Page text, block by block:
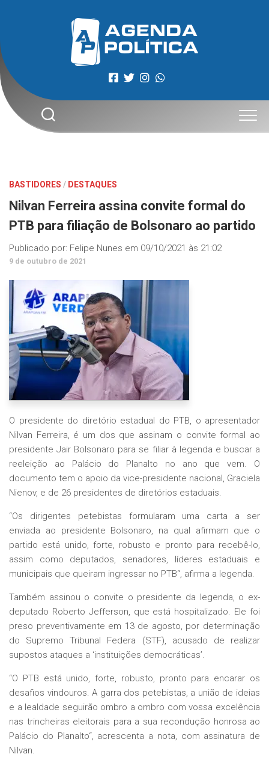
BASTIDORES / DESTAQUES
Nilvan Ferreira assina convite formal do
PTB para filiação de Bolsonaro ao partido
Publicado por: Felipe Nunes em 09/10/2021 às 21:02
9 de outubro de 2021
O presidente do diretório estadual do PTB, o apresentador
Nilvan Ferreira, é um dos que assinam o convite formal ao
presidente Jair Bolsonaro para se filiar à legenda e buscar a
reeleição ao Palácio do Planalto no ano que vem. O
documento tem o apoio da vice-presidente nacional, Graciela
Nienov, e de 26 presidentes de diretórios estaduais.
“Os dirigentes petebistas formularam uma carta a ser
enviada ao presidente Bolsonaro, na qual afirmam que o
partido está unido, forte, robusto e pronto para recebê-lo,
assim como deputados, senadores, líderes estaduais e
municipais que queiram ingressar no PTB“, afirma a legenda.
Também assinou o convite o presidente da legenda, o ex-
deputado Roberto Jefferson, que está hospitalizado. Ele foi
preso preventivamente em 13 de agosto, por determinação
do Supremo Tribunal Federa (STF), acusado de realizar
supostos ataques a ‘instituições democráticas’.
“O PTB está unido, forte, robusto, pronto para encarar os
desafios vindouros. A garra dos petebistas, a união de ideias
e a lealdade seguirão ombro a ombro com vossa excelência
nas trincheiras eleitorais para a sua recondução honrosa ao
Palácio do Planalto“, acrescenta a nota, com assinatura de
Nilvan.